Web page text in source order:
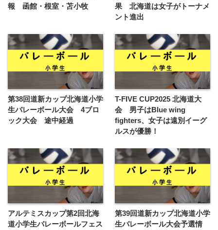
報 函館・根室・苫小牧
果 北海道は女子がトーナメ
ント進出
第38回道新カップ北海道小学
生バレーボール大会 4ブロ
ック大会 途中経過
T-FIVE CUP2025 北海道大
会 男子はBlue wing
fighters、女子は遠別イーグ
ルスが優勝！
アルテミスカップ第2回北海
道小学生バレーボールフェス
第39回道新カップ北海道小学
生バレーボール大会予選情